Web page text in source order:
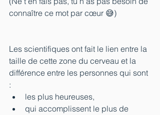
connaître ce mot par cœur 😅)
Les scientifiques ont fait le lien entre la
taille de cette zone du cerveau et la
différence entre les personnes qui sont
:
les plus heureuses,
qui accomplissent le plus de